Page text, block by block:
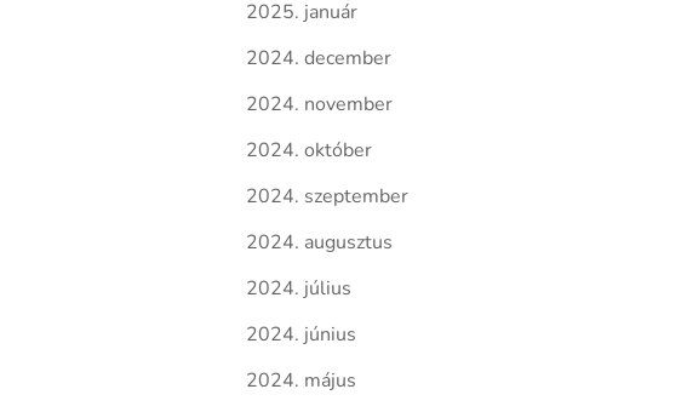
2025. január
2024. december
2024. november
2024. október
2024. szeptember
2024. augusztus
2024. július
2024. június
2024. május